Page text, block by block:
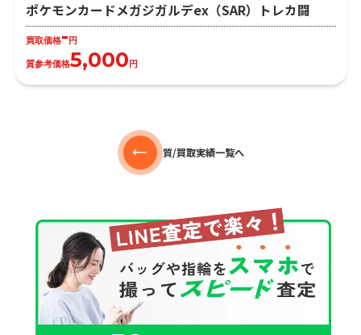
ポケモンカードメガジガルデex（SAR）トレカ闘
買取価格- 円
質参考価格5,000 円
質/買取実績一覧へ